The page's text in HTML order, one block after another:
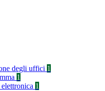
degli uffici 1
1
1